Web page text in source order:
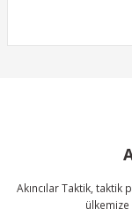
Ürün fiyatı diğer
Bu ürüne benzer
Akıncılar Taktik,
ülkemize